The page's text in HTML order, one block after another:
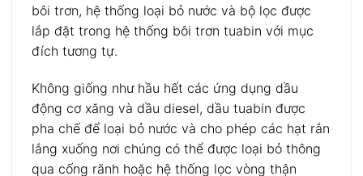
bôi trơn, hệ thống loại bỏ nước và bộ lọc được
lắp đặt trong hệ thống bôi trơn tuabin với mục
đích tương tự.
Không giống như hầu hết các ứng dụng dầu
động cơ xăng và dầu diesel, dầu tuabin được
pha chế để loại bỏ nước và cho phép các hạt rắn
lắng xuống nơi chúng có thể được loại bỏ thông
qua cống rãnh hoặc hệ thống lọc vòng thận